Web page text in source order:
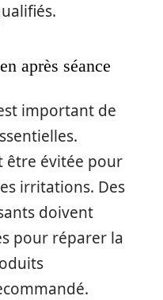
après séance
important de
être évitée pour
irritations. Des
doivent
pour réparer la